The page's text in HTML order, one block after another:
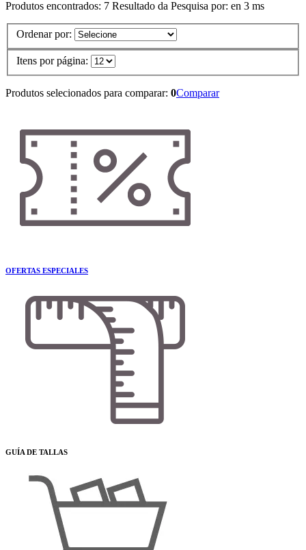
Produtos encontrados: 7 Resultado da Pesquisa por: en 3 ms
Ordenar por:
Itens por página:
Produtos selecionados para comparar: 0Comparar
OFERTAS ESPECIALES
GUÍA DE TALLAS